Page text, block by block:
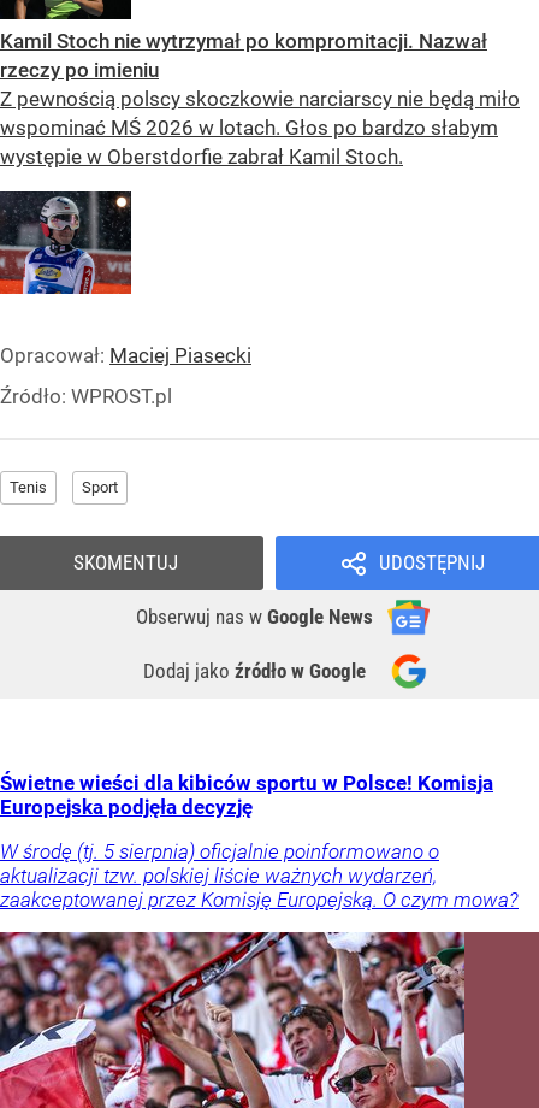
Kamil Stoch nie wytrzymał po kompromitacji. Nazwał
rzeczy po imieniu
Z pewnością polscy skoczkowie narciarscy nie będą miło
wspominać MŚ 2026 w lotach. Głos po bardzo słabym
występie w Oberstdorfie zabrał Kamil Stoch.
Opracował: Maciej Piasecki
Źródło: WPROST.pl
Tenis Sport
UDOSTĘPNIJ
Obserwuj nas w Google News
Dodaj jako źródło w Google
SKOMENTUJ
Świetne wieści dla kibiców sportu w Polsce! Komisja
Europejska podjęła decyzję
W środę (tj. 5 sierpnia) oficjalnie poinformowano o
aktualizacji tzw. polskiej liście ważnych wydarzeń,
zaakceptowanej przez Komisję Europejską. O czym mowa?